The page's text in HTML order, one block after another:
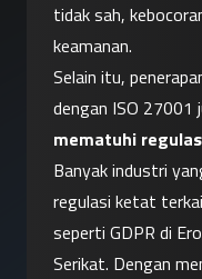
tidak sah,
keamanan.
Selain itu,
mematuhi
Banyak industri
regulasi ketat
seperti GDPR di
Serikat. Dengan